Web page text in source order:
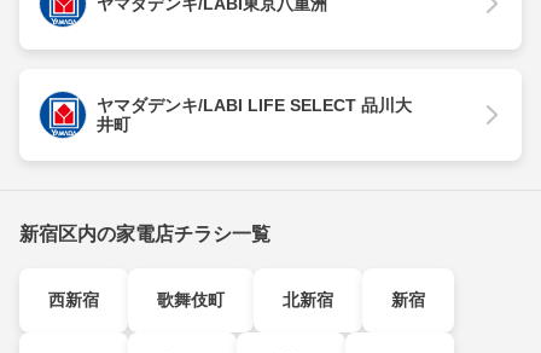
ヤマダデンキ/LABI東京八重洲
ヤマダデンキ/LABI LIFE SELECT 品川大
井町
新宿区内の家電店チラシ一覧
西新宿 歌舞伎町 北新宿 新宿